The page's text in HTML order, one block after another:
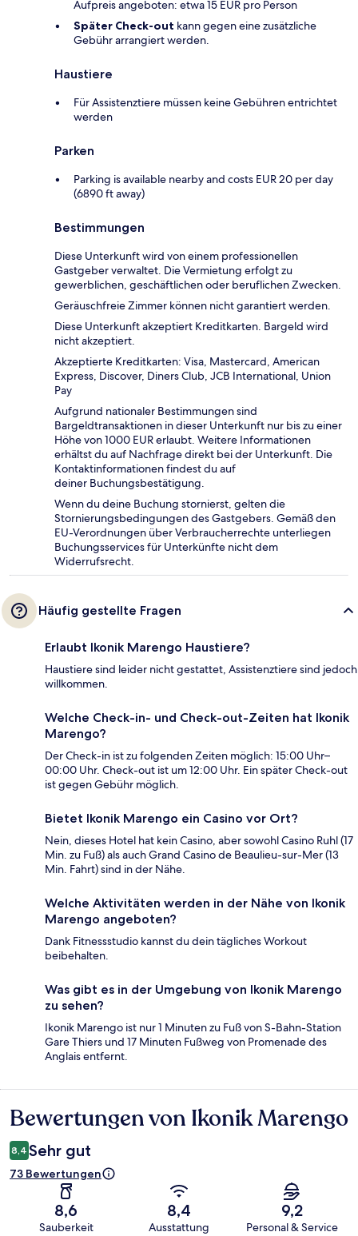
Aufpreis angeboten: etwa 15 EUR pro Person
Später Check-out kann gegen eine zusätzliche
Gebühr arrangiert werden.
Haustiere
Für Assistenztiere müssen keine Gebühren entrichtet
werden
Parken
Parking is available nearby and costs EUR 20 per day
(6890 ft away)
Bestimmungen
Diese Unterkunft wird von einem professionellen
Gastgeber verwaltet. Die Vermietung erfolgt zu
gewerblichen, geschäftlichen oder beruflichen Zwecken.
Geräuschfreie Zimmer können nicht garantiert werden.
Diese Unterkunft akzeptiert Kreditkarten. Bargeld wird
nicht akzeptiert.
Akzeptierte Kreditkarten: Visa, Mastercard, American
Express, Discover, Diners Club, JCB International, Union
Pay
Aufgrund nationaler Bestimmungen sind
Bargeldtransaktionen in dieser Unterkunft nur bis zu einer
Höhe von 1000 EUR erlaubt. Weitere Informationen
erhältst du auf Nachfrage direkt bei der Unterkunft. Die
Kontaktinformationen findest du auf
deiner Buchungsbestätigung.
Wenn du deine Buchung stornierst, gelten die
Stornierungsbedingungen des Gastgebers. Gemäß den
EU-Verordnungen über Verbraucherrechte unterliegen
Buchungsservices für Unterkünfte nicht dem
Widerrufsrecht.
Häufig gestellte Fragen
Erlaubt Ikonik Marengo Haustiere?
Haustiere sind leider nicht gestattet, Assistenztiere sind jedoch
willkommen.
Welche Check-in- und Check-out-Zeiten hat Ikonik
Marengo?
Der Check-in ist zu folgenden Zeiten möglich: 15:00 Uhr–
00:00 Uhr. Check-out ist um 12:00 Uhr. Ein später Check-out
ist gegen Gebühr möglich.
Bietet Ikonik Marengo ein Casino vor Ort?
Nein, dieses Hotel hat kein Casino, aber sowohl Casino Ruhl (17
Min. zu Fuß) als auch Grand Casino de Beaulieu-sur-Mer (13
Min. Fahrt) sind in der Nähe.
Welche Aktivitäten werden in der Nähe von Ikonik
Marengo angeboten?
Dank Fitnessstudio kannst du dein tägliches Workout
beibehalten.
Was gibt es in der Umgebung von Ikonik Marengo
zu sehen?
Ikonik Marengo ist nur 1 Minuten zu Fuß von S-Bahn-Station
Gare Thiers und 17 Minuten Fußweg von Promenade des
Anglais entfernt.
Bewertungen
Bewertungen von Ikonik Marengo
8,4 Sehr gut
73 Bewertungen
8,6
Sauberkeit
8,4
Ausstattung
9,2
Personal & Service